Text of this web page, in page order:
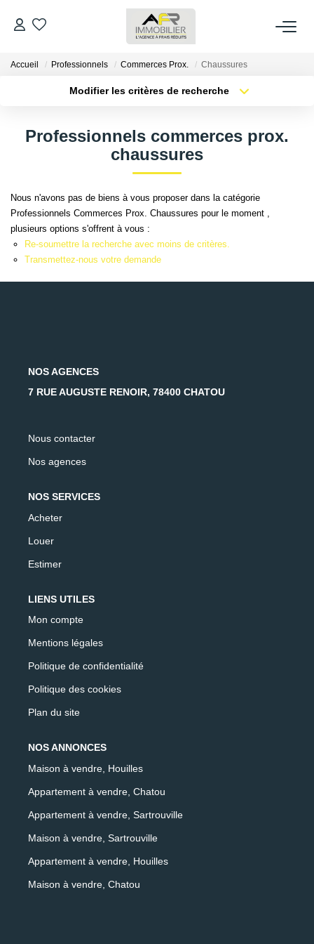
ACHETER
ESTIMER
FAIRE GÉRER
NOS AGENCES
AFR IMMOBILIER Chatou - Transaction
AFR IMMOBILIER Houilles
Accueil Professionnels Commerces Prox. Chaussures
Modifier les critères de recherche
Type de bien
Créer une alerte
Professionnels commerces prox.
chaussures
Nous n'avons pas de biens à vous proposer dans la catégorie
Professionnels Commerces Prox. Chaussures pour le moment ,
plusieurs options s'offrent à vous :
Re-soumettre la recherche avec moins de critères.
Transmettez-nous votre demande
NOS AGENCES
7 RUE AUGUSTE RENOIR, 78400 CHATOU
Nous contacter
Nos agences
NOS SERVICES
Acheter
Louer
Estimer
LIENS UTILES
Mon compte
Mentions légales
Politique de confidentialité
Politique des cookies
Plan du site
NOS ANNONCES
Maison à vendre, Houilles
Appartement à vendre, Chatou
Appartement à vendre, Sartrouville
Maison à vendre, Sartrouville
Appartement à vendre, Houilles
Maison à vendre, Chatou